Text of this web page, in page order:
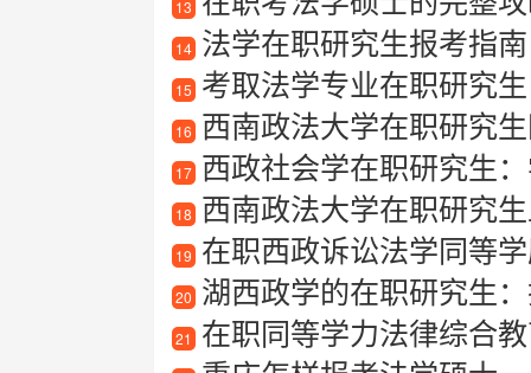
13
14 法学在职研究生报考指
15 考取法学专业在职研究生
16 西南政法大学在职研究
17 西政社会学在职研究生
18 西南政法大学在职研究
19 在职西政诉讼法学同等
20 湖西政学的在职研究生
21 在职同等学力法律综合